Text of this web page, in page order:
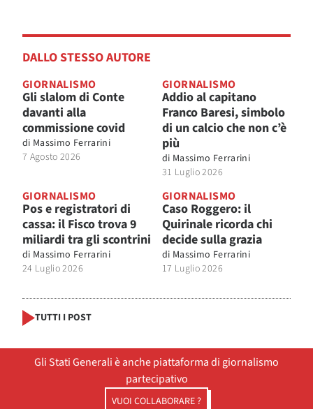
DALLO STESSO AUTORE
GIORNALISMO
Gli slalom di Conte
davanti alla
commissione covid
di Massimo Ferrarini
7 Agosto 2026
GIORNALISMO
Addio al capitano
Franco Baresi, simbolo
di un calcio che non c’è
più
di Massimo Ferrarini
31 Luglio 2026
GIORNALISMO
Pos e registratori di
cassa: il Fisco trova 9
miliardi tra gli scontrini
di Massimo Ferrarini
24 Luglio 2026
GIORNALISMO
Caso Roggero: il
Quirinale ricorda chi
decide sulla grazia
di Massimo Ferrarini
17 Luglio 2026
TUTTI I POST
Gli Stati Generali è anche piattaforma di giornalismo
partecipativo
VUOI COLLABORARE ?